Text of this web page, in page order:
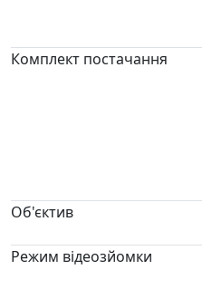
Комплект постачання
Об'єктив
Режим відеозйомки